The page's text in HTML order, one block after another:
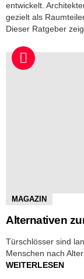
entwickelt.
gezielt als
Dieser Ratgeber
MAGAZIN
Alternativen
Türschlösser sind
Menschen nach
WEITERLESEN